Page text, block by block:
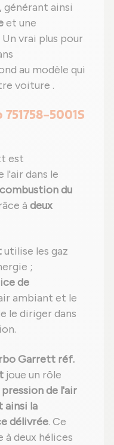
, générant ainsi
et une
Un vrai plus pour
au modèle qui
voiture .
5001S
est
l'air dans le
combustion du
à deux
utilise les gaz
;
de
ambiant et le
le diriger dans
Garrett réf.
joue un rôle
de l'air
ainsi la
délivrée. Ce
deux hélices